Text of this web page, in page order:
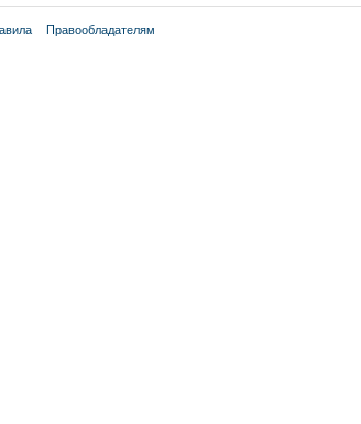
Правообладателям